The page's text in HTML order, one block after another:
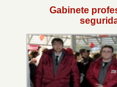
Gabinete